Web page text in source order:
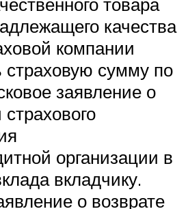
качества
компании
страховую сумму по
заявление о
организации в
вкладчику.
о возврате